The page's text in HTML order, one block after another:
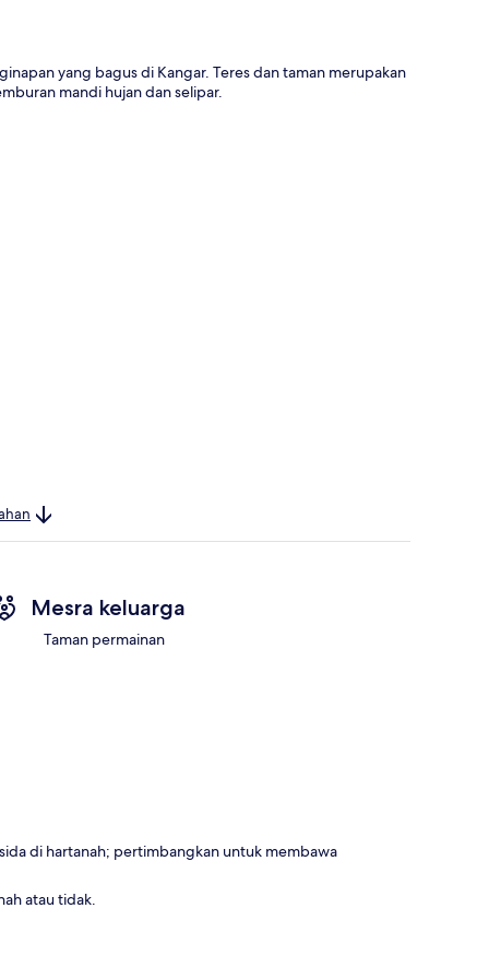
yang bagus di Kangar. Teres dan taman merupakan
mandi hujan dan selipar.
Mesra keluarga
Taman permainan
di hartanah; pertimbangkan untuk membawa
atau tidak.